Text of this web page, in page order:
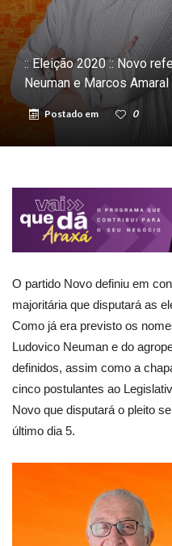
:: Eleição 2020 :: Novo
Neuman e Marcos
Postado em 0
O partido Novo definiu em
majoritária que disputará as
Como já era previsto os
Ludovico Neuman e do
definidos, assim como a
cinco postulantes ao
Novo que disputará o pleito
último dia 5.